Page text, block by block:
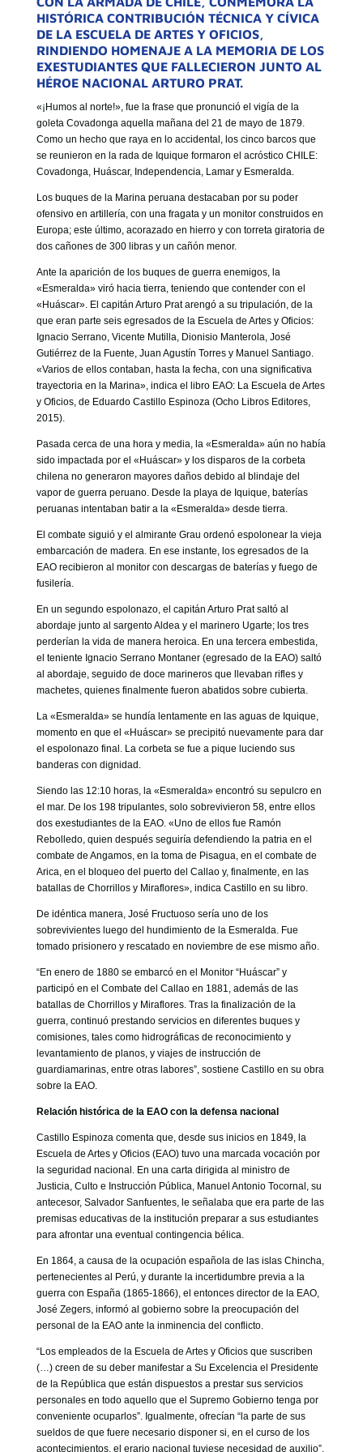
GOBIERNO CORPORATIVO
NUESTRO EQUIPO
HISTÓRICA CONTRIBUCIÓN TÉCNICA Y CÍVICA
DE LA ESCUELA DE ARTES Y OFICIOS,
RINDIENDO HOMENAJE A LA MEMORIA DE LOS
EXESTUDIANTES QUE FALLECIERON JUNTO AL
HÉROE NACIONAL ARTURO PRAT.
«¡Humos al norte!», fue la frase que pronunció el vigía de la
goleta Covadonga aquella mañana del 21 de mayo de 1879.
Como un hecho que raya en lo accidental, los cinco barcos que
se reunieron en la rada de Iquique formaron el acróstico CHILE:
Covadonga, Huáscar, Independencia, Lamar y Esmeralda.
Los buques de la Marina peruana destacaban por su poder
ofensivo en artillería, con una fragata y un monitor construidos en
Europa; este último, acorazado en hierro y con torreta giratoria de
dos cañones de 300 libras y un cañón menor.
Ante la aparición de los buques de guerra enemigos, la
«Esmeralda» viró hacia tierra, teniendo que contender con el
«Huáscar». El capitán Arturo Prat arengó a su tripulación, de la
que eran parte seis egresados de la Escuela de Artes y Oficios:
Ignacio Serrano, Vicente Mutilla, Dionisio Manterola, José
Gutiérrez de la Fuente, Juan Agustín Torres y Manuel Santiago.
«Varios de ellos contaban, hasta la fecha, con una significativa
trayectoria en la Marina», indica el libro EAO: La Escuela de Artes
y Oficios, de Eduardo Castillo Espinoza (Ocho Libros Editores,
2015).
Pasada cerca de una hora y media, la «Esmeralda» aún no había
sido impactada por el «Huáscar» y los disparos de la corbeta
chilena no generaron mayores daños debido al blindaje del
vapor de guerra peruano. Desde la playa de Iquique, baterías
peruanas intentaban batir a la «Esmeralda» desde tierra.
El combate siguió y el almirante Grau ordenó espolonear la vieja
embarcación de madera. En ese instante, los egresados de la
EAO recibieron al monitor con descargas de baterías y fuego de
fusilería.
En un segundo espolonazo, el capitán Arturo Prat saltó al
abordaje junto al sargento Aldea y el marinero Ugarte; los tres
perderían la vida de manera heroica. En una tercera embestida,
el teniente Ignacio Serrano Montaner (egresado de la EAO) saltó
al abordaje, seguido de doce marineros que llevaban rifles y
machetes, quienes finalmente fueron abatidos sobre cubierta.
La «Esmeralda» se hundía lentamente en las aguas de Iquique,
momento en que el «Huáscar» se precipitó nuevamente para dar
el espolonazo final. La corbeta se fue a pique luciendo sus
banderas con dignidad.
Siendo las 12:10 horas, la «Esmeralda» encontró su sepulcro en
el mar. De los 198 tripulantes, solo sobrevivieron 58, entre ellos
dos exestudiantes de la EAO. «Uno de ellos fue Ramón
Rebolledo, quien después seguiría defendiendo la patria en el
combate de Angamos, en la toma de Pisagua, en el combate de
Arica, en el bloqueo del puerto del Callao y, finalmente, en las
batallas de Chorrillos y Miraflores», indica Castillo en su libro.
De idéntica manera, José Fructuoso sería uno de los
sobrevivientes luego del hundimiento de la Esmeralda. Fue
tomado prisionero y rescatado en noviembre de ese mismo año.
“En enero de 1880 se embarcó en el Monitor “Huáscar” y
participó en el Combate del Callao en 1881, además de las
batallas de Chorrillos y Miraflores. Tras la finalización de la
guerra, continuó prestando servicios en diferentes buques y
comisiones, tales como hidrográficas de reconocimiento y
levantamiento de planos, y viajes de instrucción de
guardiamarinas, entre otras labores”, sostiene Castillo en su obra
sobre la EAO.
Relación histórica de la EAO con la defensa nacional
Castillo Espinoza comenta que, desde sus inicios en 1849, la
Escuela de Artes y Oficios (EAO) tuvo una marcada vocación por
la seguridad nacional. En una carta dirigida al ministro de
Justicia, Culto e Instrucción Pública, Manuel Antonio Tocornal, su
antecesor, Salvador Sanfuentes, le señalaba que era parte de las
premisas educativas de la institución preparar a sus estudiantes
para afrontar una eventual contingencia bélica.
En 1864, a causa de la ocupación española de las islas Chincha,
pertenecientes al Perú, y durante la incertidumbre previa a la
guerra con España (1865-1866), el entonces director de la EAO,
José Zegers, informó al gobierno sobre la preocupación del
personal de la EAO ante la inminencia del conflicto.
“Los empleados de la Escuela de Artes y Oficios que suscriben
(…) creen de su deber manifestar a Su Excelencia el Presidente
de la República que están dispuestos a prestar sus servicios
personales en todo aquello que el Supremo Gobierno tenga por
conveniente ocuparlos”. Igualmente, ofrecían “la parte de sus
sueldos de que fuere necesario disponer si, en el curso de los
acontecimientos, el erario nacional tuviese necesidad de auxilio”,